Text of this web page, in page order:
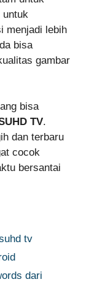
untuk
menjadi lebih
bisa
gambar
bisa
TV.
dan terbaru
cocok
bersantai
tv
dari